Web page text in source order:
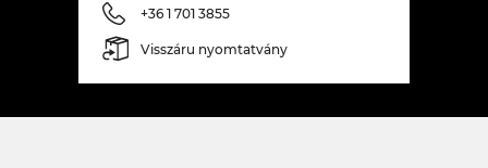
+36 1 701 3855
Visszáru nyomtatvány